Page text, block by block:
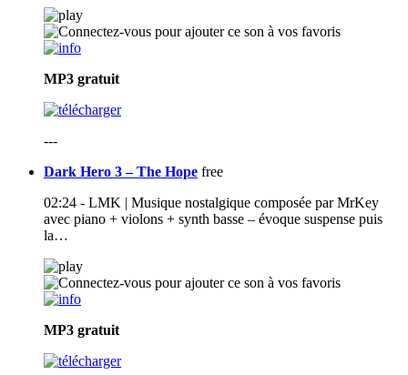
MP3 gratuit
---
Dark Hero 3 – The Hope free
02:24 - LMK | Musique nostalgique composée par MrKey
avec piano + violons + synth basse – évoque suspense puis
la…
MP3 gratuit